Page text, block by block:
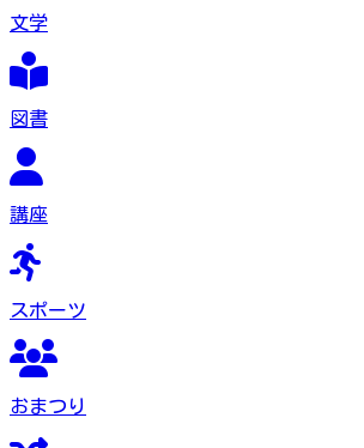
文学
図書
講座
スポーツ
おまつり